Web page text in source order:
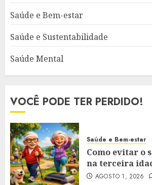
Saúde e Bem-estar
Saúde e Sustentabilidade
Saúde Mental
VOCÊ PODE TER PERDIDO!
Saúde e Bem-estar
Como evitar o
na terceira
AGOSTO 1, 2026